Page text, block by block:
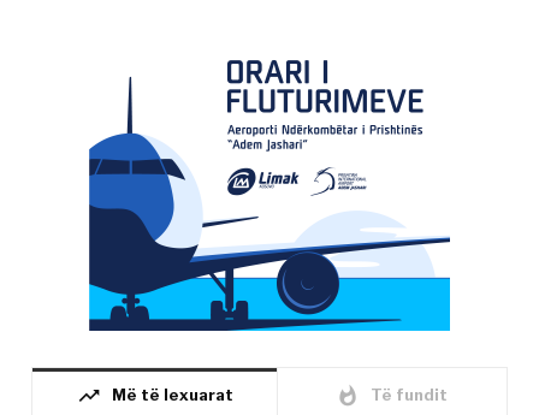
trending_up Më të lexuarat whatshot Të fundit